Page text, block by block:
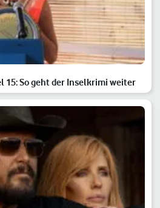
15: So geht der Inselkrimi weiter